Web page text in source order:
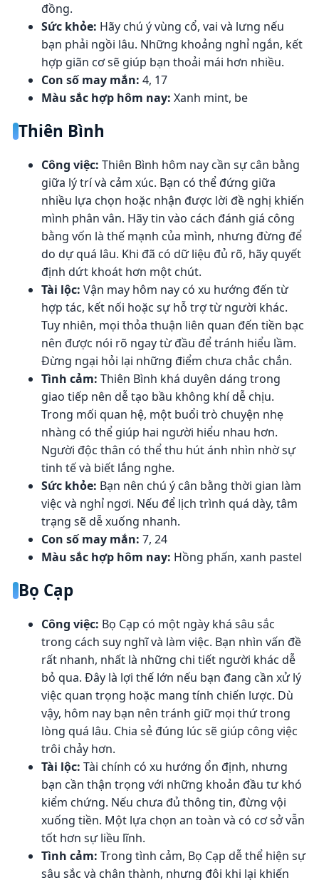
đồng.
Sức khỏe: Hãy chú ý vùng cổ, vai và lưng nếu
bạn phải ngồi lâu. Những khoảng nghỉ ngắn, kết
hợp giãn cơ sẽ giúp bạn thoải mái hơn nhiều.
Con số may mắn: 4, 17
Màu sắc hợp hôm nay: Xanh mint, be
Thiên Bình
Công việc: Thiên Bình hôm nay cần sự cân bằng
giữa lý trí và cảm xúc. Bạn có thể đứng giữa
nhiều lựa chọn hoặc nhận được lời đề nghị khiến
mình phân vân. Hãy tin vào cách đánh giá công
bằng vốn là thế mạnh của mình, nhưng đừng để
do dự quá lâu. Khi đã có dữ liệu đủ rõ, hãy quyết
định dứt khoát hơn một chút.
Tài lộc: Vận may hôm nay có xu hướng đến từ
hợp tác, kết nối hoặc sự hỗ trợ từ người khác.
Tuy nhiên, mọi thỏa thuận liên quan đến tiền bạc
nên được nói rõ ngay từ đầu để tránh hiểu lầm.
Đừng ngại hỏi lại những điểm chưa chắc chắn.
Tình cảm: Thiên Bình khá duyên dáng trong
giao tiếp nên dễ tạo bầu không khí dễ chịu.
Trong mối quan hệ, một buổi trò chuyện nhẹ
nhàng có thể giúp hai người hiểu nhau hơn.
Người độc thân có thể thu hút ánh nhìn nhờ sự
tinh tế và biết lắng nghe.
Sức khỏe: Bạn nên chú ý cân bằng thời gian làm
việc và nghỉ ngơi. Nếu để lịch trình quá dày, tâm
trạng sẽ dễ xuống nhanh.
Con số may mắn: 7, 24
Màu sắc hợp hôm nay: Hồng phấn, xanh pastel
Bọ Cạp
Công việc: Bọ Cạp có một ngày khá sâu sắc
trong cách suy nghĩ và làm việc. Bạn nhìn vấn đề
rất nhanh, nhất là những chi tiết người khác dễ
bỏ qua. Đây là lợi thế lớn nếu bạn đang cần xử lý
việc quan trọng hoặc mang tính chiến lược. Dù
vậy, hôm nay bạn nên tránh giữ mọi thứ trong
lòng quá lâu. Chia sẻ đúng lúc sẽ giúp công việc
trôi chảy hơn.
Tài lộc: Tài chính có xu hướng ổn định, nhưng
bạn cần thận trọng với những khoản đầu tư khó
kiểm chứng. Nếu chưa đủ thông tin, đừng vội
xuống tiền. Một lựa chọn an toàn và có cơ sở vẫn
tốt hơn sự liều lĩnh.
Tình cảm: Trong tình cảm, Bọ Cạp dễ thể hiện sự
sâu sắc và chân thành, nhưng đôi khi lại khiến